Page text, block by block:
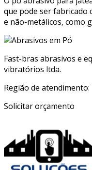
que pode ser fabricado
e não-metálicos, como
Fast-bras abrasivos e
vibratórios ltda.
Região de
Solicitar orçamento